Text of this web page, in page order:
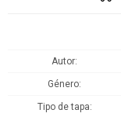
Autor
Género
Tipo de tapa